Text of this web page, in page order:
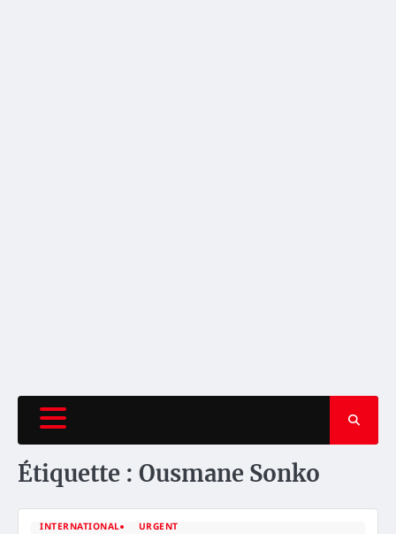
Étiquette : Ousmane Sonko
INTERNATIONAL URGENT